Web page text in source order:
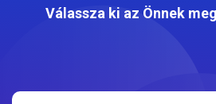
Válassza ki az Önnek